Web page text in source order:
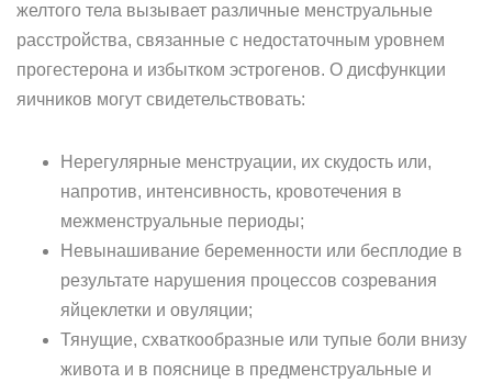
желтого тела вызывает различные менструальные
расстройства, связанные с недостаточным уровнем
прогестерона и избытком эстрогенов. О дисфункции
яичников могут свидетельствовать:
Нерегулярные менструации, их скудость или,
напротив, интенсивность, кровотечения в
межменструальные периоды;
Невынашивание беременности или бесплодие в
результате нарушения процессов созревания
яйцеклетки и овуляции;
Тянущие, схваткообразные или тупые боли внизу
живота и в пояснице в предменструальные и